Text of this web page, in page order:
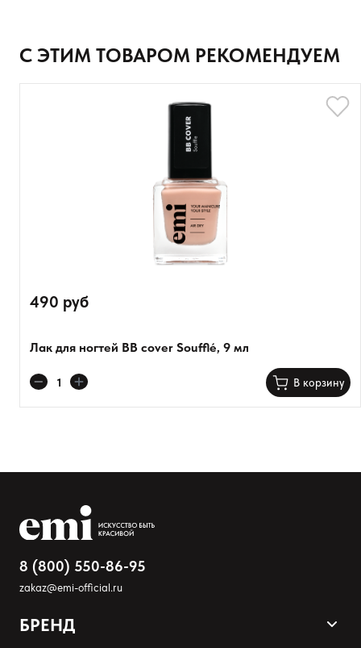
Ваше имя
Товар
Расскажите о впечатлениях
Оставить анонимно
Добавить отзыв
С ЭТИМ ТОВАРОМ РЕКОМЕНДУЕМ
490 руб
Лак для ногтей BB cover Soufflé, 9 мл
В корзину
8 (800) 550-86-95
zakaz@emi-official.ru
БРЕНД